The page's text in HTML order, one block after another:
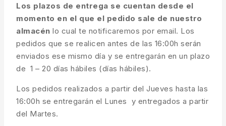
Los plazos de entrega se cuentan desde el
momento en el que el pedido sale de nuestro
almacén lo cual te notificaremos por email. Los
pedidos que se realicen antes de las 16:00h serán
enviados ese mismo día y se entregarán en un plazo
de 1 – 20 días hábiles (días hábiles).
Los pedidos realizados a partir del Jueves hasta las
16:00h se entregarán el Lunes y entregados a partir
del Martes.